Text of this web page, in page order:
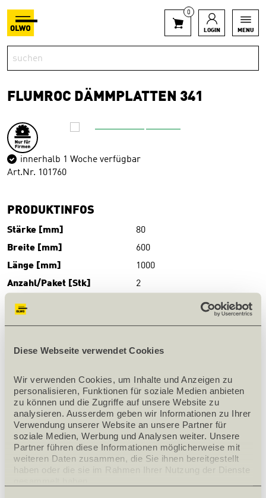
Diese Webseite verwendet Cookies
Wir verwenden Cookies, um Inhalte und Anzeigen zu
personalisieren, Funktionen für soziale Medien anbieten
zu können und die Zugriffe auf unsere Website zu
analysieren. Ausserdem geben wir Informationen zu Ihrer
Verwendung unserer Website an unsere Partner für
soziale Medien, Werbung und Analysen weiter. Unsere
Partner führen diese Informationen möglicherweise mit
weiteren Daten zusammen, die Sie ihnen bereitgestellt
haben oder die sie im Rahmen Ihrer Nutzung der Dienste
0
LOGIN MENU
FLUMROC DÄMMPLATTEN 341
innerhalb 1 Woche verfügbar
Art.Nr. 101760
PRODUKTINFOS
Stärke [mm]
80
Breite [mm]
600
Länge [mm]
1000
Anzahl/Paket [Stk]
2
Anzahl/Palette [Paket]
Wärmeleitfähigkeit
0.040
PRODUKTBESCHRIEB
Anwendung: Wärme- und Schalldämmung unter
schwimmenden Unterlagsböden mit hoher mechanischer
Belastung.